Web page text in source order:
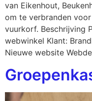
van Eikenhout,
om te verbranden
vuurkorf. Beschrijving
webwinkel Klant:
Nieuwe website